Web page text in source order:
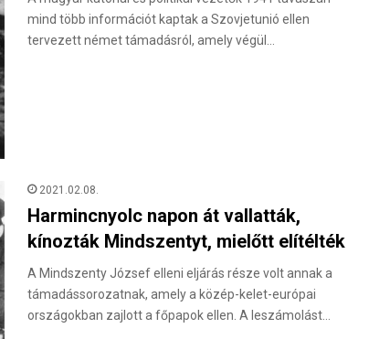
mind több információt kaptak a Szovjetunió ellen
tervezett német támadásról, amely végül…
2021.02.08.
Harmincnyolc napon át vallatták,
kínozták Mindszentyt, mielőtt elítélték
A Mindszenty József elleni eljárás része volt annak a
támadássorozatnak, amely a közép-kelet-európai
országokban zajlott a főpapok ellen. A leszámolást…